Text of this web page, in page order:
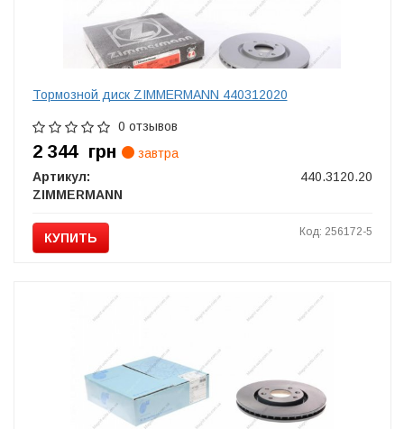
Тормозной диск ZIMMERMANN 440312020
0 отзывов
2 344 грн
завтра
Артикул:
440.3120.20
ZIMMERMANN
КУПИТЬ Код: 256172-5